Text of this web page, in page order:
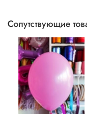
Сопутствующие